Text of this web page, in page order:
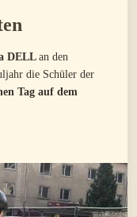
DELL an den
die Schüler der
Tag auf dem